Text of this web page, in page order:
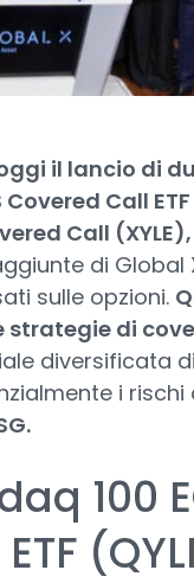
il lancio di
Call ETF
Call (XYLE),
di Global
sulle opzioni.
di
diversificata
i rischi
100